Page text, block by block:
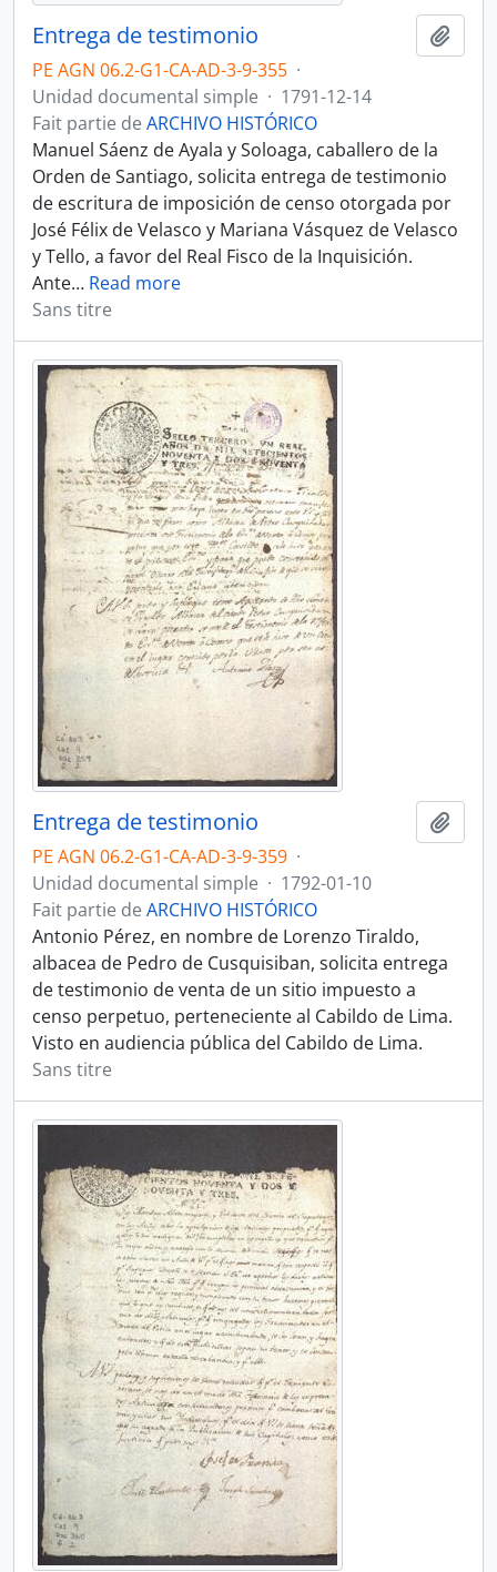
Entrega de testimonio
PE AGN 06.2-G1-CA-AD-3-9-355 ·
Unidad documental simple · 1791-12-14
Fait partie de ARCHIVO HISTÓRICO
Manuel Sáenz de Ayala y Soloaga, caballero de la
Orden de Santiago, solicita entrega de testimonio
de escritura de imposición de censo otorgada por
José Félix de Velasco y Mariana Vásquez de Velasco
y Tello, a favor del Real Fisco de la Inquisición.
Ante… Read more
Sans titre
Entrega de testimonio
PE AGN 06.2-G1-CA-AD-3-9-359 ·
Unidad documental simple · 1792-01-10
Fait partie de ARCHIVO HISTÓRICO
Antonio Pérez, en nombre de Lorenzo Tiraldo,
albacea de Pedro de Cusquisiban, solicita entrega
de testimonio de venta de un sitio impuesto a
censo perpetuo, perteneciente al Cabildo de Lima.
Visto en audiencia pública del Cabildo de Lima.
Sans titre